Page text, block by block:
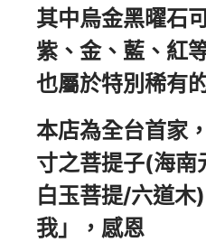
其中烏金黑曜石
紫、金、藍、紅
也屬於特別稀有
本店為全台首家
寸之菩提子(海南
白玉菩提/六道木
我」，感恩